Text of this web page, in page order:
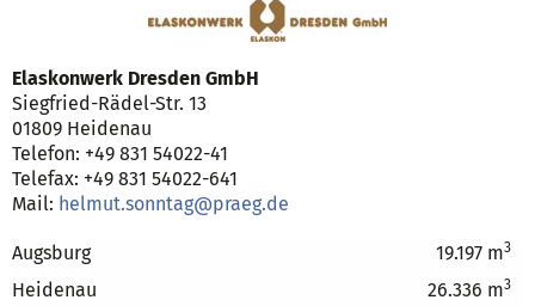
Elaskonwerk Dresden GmbH
Siegfried-Rädel-Str. 13
01809 Heidenau
Telefon: +49 831 54022-41
Telefax: +49 831 54022-641
Mail: helmut.sonntag@praeg.de
Augsburg 19.197 m3
Heidenau 26.336 m3